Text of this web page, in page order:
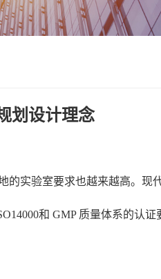
划设计理念
的实验室要求也越来越高。现
和 GMP 质量体系的认证